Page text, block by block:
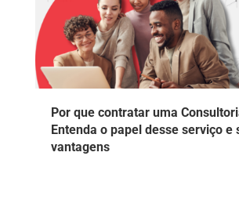
Por que contratar uma
Entenda o papel desse serviço e
vantagens